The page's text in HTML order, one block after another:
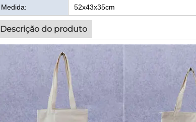
Medida:
52x43x35cm
Descrição do produto